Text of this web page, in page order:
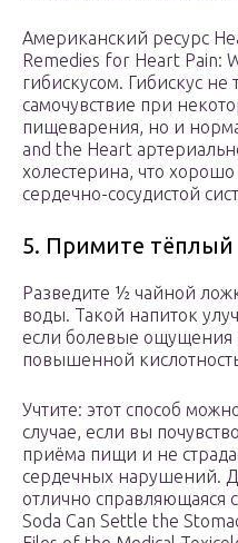
Американский ресурс
Remedies for Heart Pain:
гибискусом. Гибискус не
самочувствие при
пищеварения, но и
and the Heart
холестерина, что хорошо
сердечно-сосудистой
5. Примите тёплый
Разведите ½ чайной
воды. Такой напиток
если болевые ощущения
повышенной
Учтите: этот способ
случае, если вы
приёма пищи и не
сердечных нарушений.
отлично справляющаяся
Soda Can Settle the